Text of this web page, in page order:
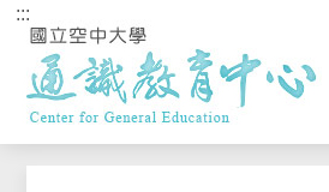
跳到主要內容區塊
:::
首頁>即時快訊